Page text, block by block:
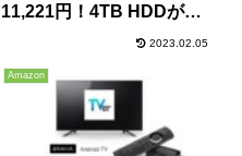
11,221円！4TB HDDが
2023.02.05
Amazon